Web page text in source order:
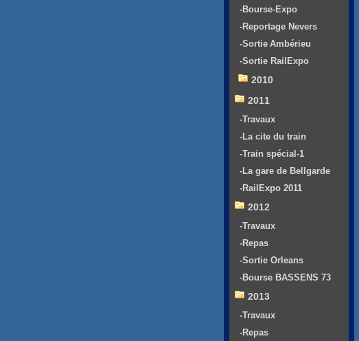
-Bourse-Expo
-Reportage Nevers
-Sortie Ambérieu
-Sortie RailExpo
2010
2011
-Travaux
-La cite du train
-Train spécial-1
-La gare de Bellgarde
-RailExpo 2011
2012
-Travaux
-Repas
-Sortie Orleans
-Bourse BASSENS 73
2013
-Travaux
-Repas